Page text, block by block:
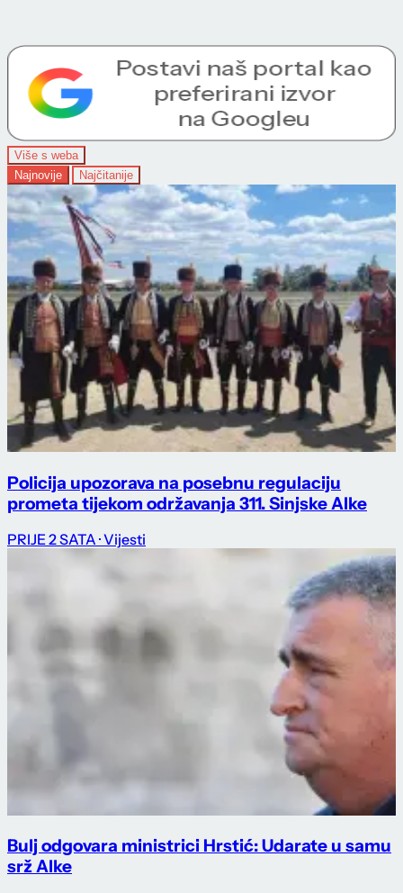
Više s weba
Najnovije
Najčitanije
Policija upozorava na posebnu regulaciju
prometa tijekom održavanja 311. Sinjske Alke
PRIJE 2 SATA · Vijesti
Bulj odgovara ministrici Hrstić: Udarate u samu
srž Alke